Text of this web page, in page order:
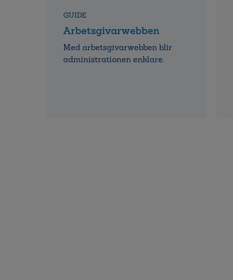
GUIDE
Arbetsgivarwebben
Med arbetsgivarwebben blir
administrationen enklare.